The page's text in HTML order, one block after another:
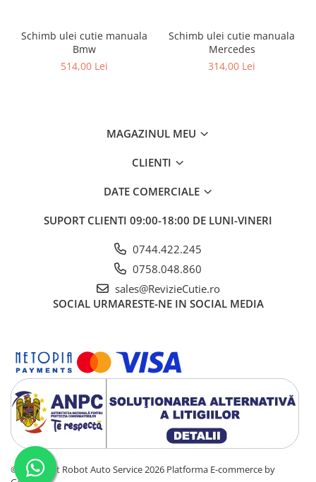
Schimb ulei cutie manuala
Bmw
514,00 Lei
Schimb ulei cutie manuala
Mercedes
314,00 Lei
MAGAZINUL MEU
CLIENTI
DATE COMERCIALE
SUPORT CLIENTI 09:00-18:00 DE LUNI-VINERI
0744.422.245
0758.048.860
sales@RevizieCutie.ro
SOCIAL URMARESTE-NE IN SOCIAL MEDIA
©Copyright Robot Auto Service 2026 Platforma E-commerce by